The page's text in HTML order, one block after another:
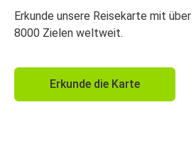
Erkunde unsere Reisekarte mit über
8000 Zielen weltweit.
Erkunde die Karte